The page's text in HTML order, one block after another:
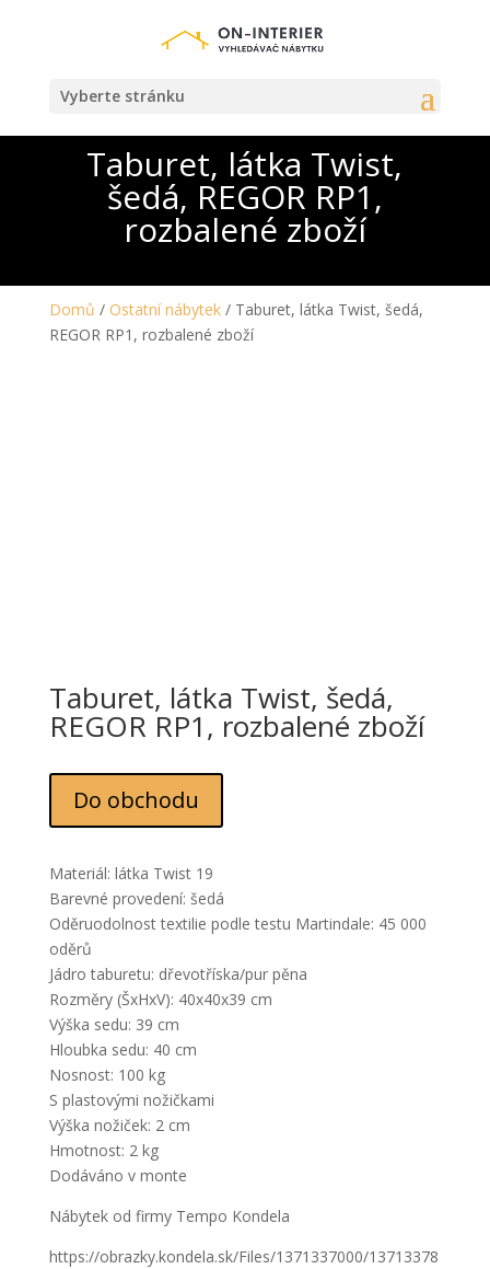
Vyberte stránku
Taburet, látka Twist,
šedá, REGOR RP1,
rozbalené zboží
Domů / Ostatní nábytek/ Taburet, látka Twist, šedá,
REGOR RP1, rozbalené zboží
Taburet, látka Twist, šedá,
REGOR RP1, rozbalené zboží
Do obchodu
Materiál: látka Twist 19
Barevné provedení: šedá
Oděruodolnost textilie podle testu Martindale: 45 000
oděrů
Jádro taburetu: dřevotříska/pur pěna
Rozměry (ŠxHxV): 40x40x39 cm
Výška sedu: 39 cm
Hloubka sedu: 40 cm
Nosnost: 100 kg
S plastovými nožičkami
Výška nožiček: 2 cm
Hmotnost: 2 kg
Dodáváno v monte
Nábytek od firmy Tempo Kondela
https://obrazky.kondela.sk/Files/1371337000/13713378